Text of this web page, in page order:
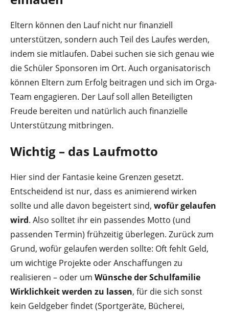
Eltern können den Lauf nicht nur finanziell
unterstützen, sondern auch Teil des Laufes werden,
indem sie mitlaufen. Dabei suchen sie sich genau wie
die Schüler Sponsoren im Ort. Auch organisatorisch
können Eltern zum Erfolg beitragen und sich im Orga-
Team engagieren. Der Lauf soll allen Beteiligten
Freude bereiten und natürlich auch finanzielle
Unterstützung mitbringen.
Wichtig – das Laufmotto
Hier sind der Fantasie keine Grenzen gesetzt.
Entscheidend ist nur, dass es animierend wirken
sollte und alle davon begeistert sind, wofür gelaufen
wird. Also solltet ihr ein passendes Motto (und
passenden Termin) frühzeitig überlegen. Zurück zum
Grund, wofür gelaufen werden sollte: Oft fehlt Geld,
um wichtige Projekte oder Anschaffungen zu
realisieren – oder um Wünsche der Schulfamilie
Wirklichkeit werden zu lassen, für die sich sonst
kein Geldgeber findet (Sportgeräte, Bücherei,